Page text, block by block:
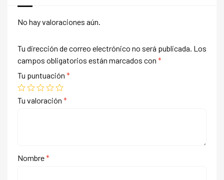
No hay valoraciones aún.
Tu dirección de correo electrónico no será publicada. Los
campos obligatorios están marcados con *
Tu puntuación *
Tu valoración *
Nombre*